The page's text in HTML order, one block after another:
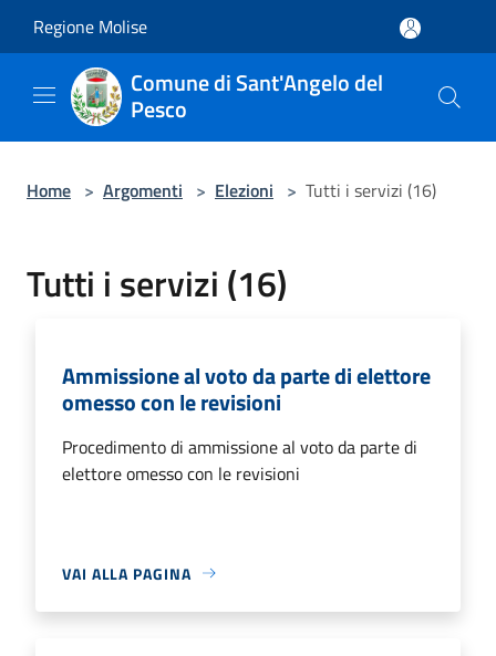
Regione Molise
Comune di Sant'Angelo del
Pesco
Home > Argomenti > Elezioni > Tutti i servizi (16)
Tutti i servizi (16)
Ammissione al voto da parte di elettore
omesso con le revisioni
Procedimento di ammissione al voto da parte di
elettore omesso con le revisioni
VAI ALLA PAGINA